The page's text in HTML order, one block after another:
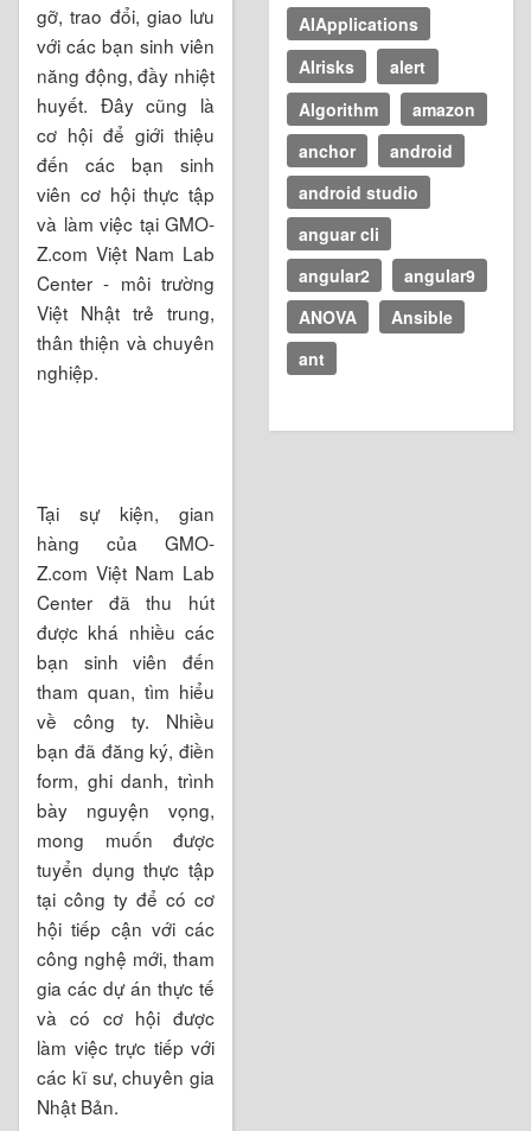
gỡ, trao đổi, giao lưu
với các bạn sinh viên
năng động, đầy nhiệt
huyết. Đây cũng là
cơ hội để giới thiệu
đến các bạn sinh
viên cơ hội thực tập
và làm việc tại GMO-
Z.com Việt Nam Lab
Center - môi trường
Việt Nhật trẻ trung,
thân thiện và chuyên
nghiệp.
Tại sự kiện, gian
hàng của GMO-
Z.com Việt Nam Lab
Center đã thu hút
được khá nhiều các
bạn sinh viên đến
tham quan, tìm hiểu
về công ty. Nhiều
bạn đã đăng ký, điền
form, ghi danh, trình
bày nguyện vọng,
mong muốn được
tuyển dụng thực tập
tại công ty để có cơ
hội tiếp cận với các
công nghệ mới, tham
gia các dự án thực tế
và có cơ hội được
làm việc trực tiếp với
các kĩ sư, chuyên gia
Nhật Bản.
AIApplications
AIrisks
alert
Algorithm
amazon
anchor
android
android studio
anguar cli
angular2
angular9
ANOVA
Ansible
ant